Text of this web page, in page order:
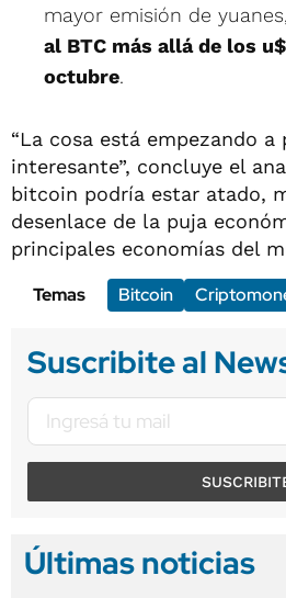
mayor emisión de
al BTC más allá de los
octubre.
“La cosa está empezando a
interesante”, concluye el
bitcoin podría estar atado,
desenlace de la puja
principales economías del
Temas
Bitcoin
Suscribite al
Últimas noticias